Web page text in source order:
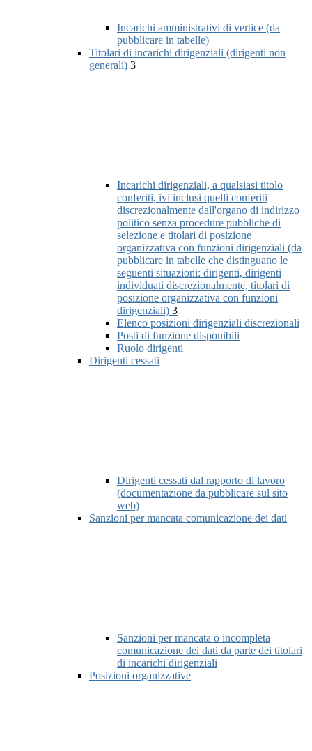
Incarichi amministrativi di vertice (da
pubblicare in tabelle)
Titolari di incarichi dirigenziali (dirigenti non
generali) 3
Incarichi dirigenziali, a qualsiasi titolo
conferiti, ivi inclusi quelli conferiti
discrezionalmente dall'organo di indirizzo
politico senza procedure pubbliche di
selezione e titolari di posizione
organizzativa con funzioni dirigenziali (da
pubblicare in tabelle che distinguano le
seguenti situazioni: dirigenti, dirigenti
individuati discrezionalmente, titolari di
posizione organizzativa con funzioni
dirigenziali) 3
Elenco posizioni dirigenziali discrezionali
Posti di funzione disponibili
Ruolo dirigenti
Dirigenti cessati
Dirigenti cessati dal rapporto di lavoro
(documentazione da pubblicare sul sito
web)
Sanzioni per mancata comunicazione dei dati
Sanzioni per mancata o incompleta
comunicazione dei dati da parte dei titolari
di incarichi dirigenziali
Posizioni organizzative